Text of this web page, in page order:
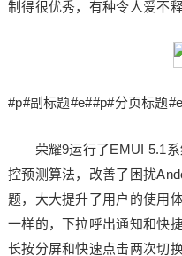
制得很优秀，有种令人爱不释
#p#副标题#e##p#分页标题
荣耀9运行了EMUI 5.1系
控预测算法，改善了困扰
题，大大提升了用户的使用
一样的，下拉呼出通知和快
长按分屏和快速点击两次切换